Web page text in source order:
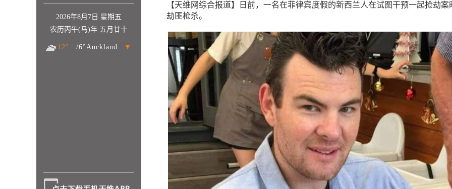
2026年8月7日 星期五
农历丙午(马)年 五月廿十
12° /6°Auckland ▼
【天维网综合报道】日前，一名在菲律宾度假的新西兰人在试图干预一起抢劫案
劫匪枪杀。